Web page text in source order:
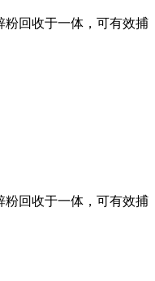
粉回收于一体，可有效捕
粉回收于一体，可有效捕